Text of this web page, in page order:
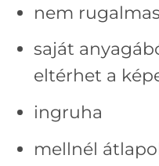
nem
saját
eltérhet a
ingruha
mellnél